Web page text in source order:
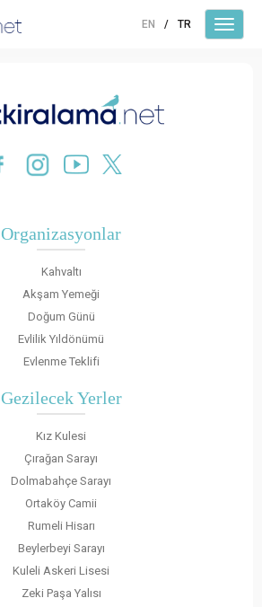
EN / TR
Organizasyonlar
Kahvaltı
Akşam Yemeği
Doğum Günü
Evlilik Yıldönümü
Evlenme Teklifi
Gezilecek Yerler
Kız Kulesi
Çırağan Sarayı
Dolmabahçe Sarayı
Ortaköy Camii
Rumeli Hisarı
Beylerbeyi Sarayı
Kuleli Askeri Lisesi
Zeki Paşa Yalısı